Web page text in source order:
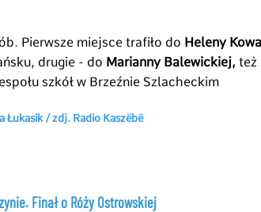
Pierwsze miejsce trafiło do Heleny
drugie - do Marianny Balewickiej, też
szkół w Brzeźnie Szlacheckim
Łukasik / zdj. Radio Kaszëbë
Finał o Róży Ostrowskiej